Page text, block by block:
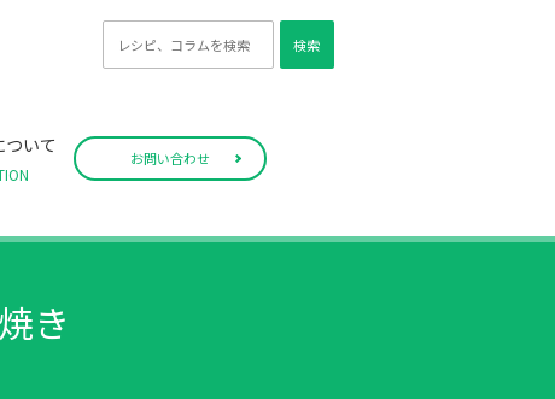
いて
検索
お問い合わせ
き